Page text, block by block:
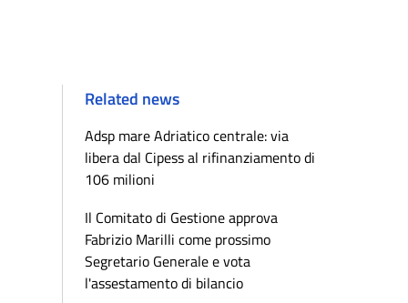
Related news
Adsp mare Adriatico centrale: via
libera dal Cipess al rifinanziamento di
106 milioni
Il Comitato di Gestione approva
Fabrizio Marilli come prossimo
Segretario Generale e vota
l'assestamento di bilancio